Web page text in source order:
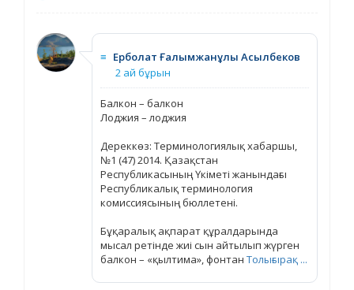
≡ Ерболат Ғалымжанұлы Асылбеков
2 ай бұрын
Балкон – балкон
Лоджия – лоджия
Дереккөз: Терминологиялық хабаршы,
№1 (47) 2014. Қазақстан
Республикасының Үкіметі жанындағы
Республикалық терминология
комиссиясының бюллетені.
Бұқаралық ақпарат құралдарында
мысал ретінде жиі сын айтылып жүрген
балкон – «қылтима», фонтан Толығырақ ...